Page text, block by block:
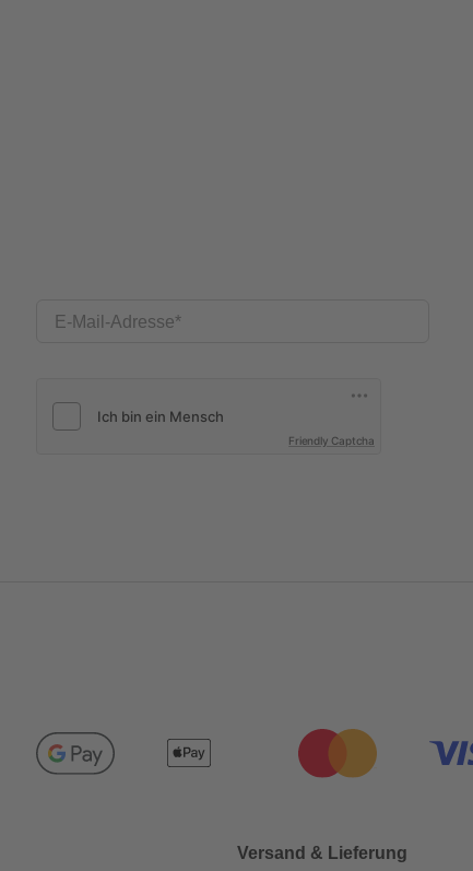
E-Mail-Adresse
Friendly Captcha
Versand & Lieferung